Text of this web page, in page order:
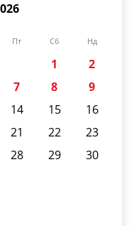
Пт Сб Нд
1
2
7 8
9
14 15
16
21 22
23
28 29
30